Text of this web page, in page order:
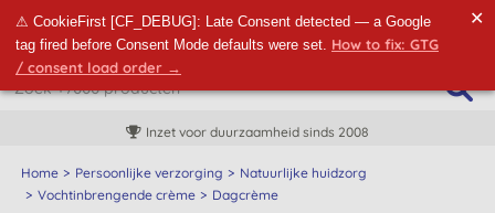
⚠ CookieFirst [CF_DEBUG]: Late Consent detected — a Google
tag fired before Consent Mode defaults were set. How to fix: GTG
/ consent load order →
✕
Inzet voor duurzaamheid sinds 2008
Home Persoonlijke verzorging
Natuurlijke huidzorg
Vochtinbrengende crème
Dagcrème